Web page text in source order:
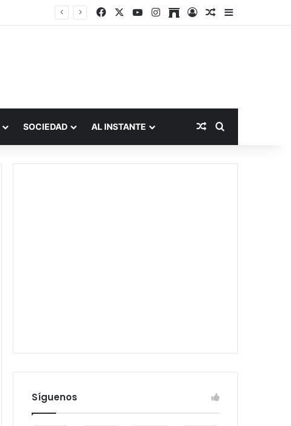
FacebookYouTubeInstagram
ArchiveAccesoPublicación al
Barra lateral
SOCIEDAD AL INSTANTE Publicación al
Buscar por
Síguenos